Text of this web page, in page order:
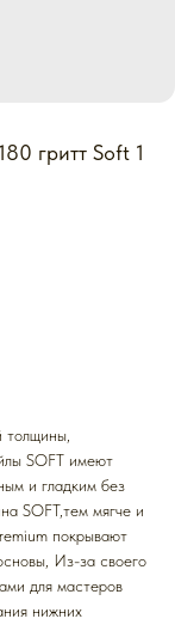
гритт Soft 1
толщины,
SOFT имеют
и гладким без
SOFT,тем мягче и
покрывают
Из-за своего
для мастеров
нижних